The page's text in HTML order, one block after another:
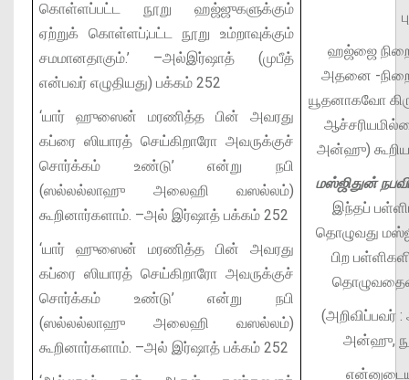
கொள்ளப்பட்ட நூறு ஹஜ்ஜுகளுக்கும்
ஏற்றுக் கொள்ளப்;பட்ட நூறு உம்றாவுக்கும்
சமமானதாகும்.’ –அல்இர்ஷாத் (முபீத்
என்பவர் எழுதியது) பக்கம் 252
‘யார் ஹுஸைன் மரணித்த பின் அவரது
கப்ரை ஸியாரத் செய்கிறாரோ அவருக்குச்
சொர்க்கம் உண்டு’ என்று நபி
(ஸல்லல்லாஹு அலைஹி வஸல்லம்)
கூறினார்களாம். –அல் இர்ஷாத் பக்கம் 252
‘யார் ஹுஸைன் மரணித்த பின் அவரது
கப்ரை ஸியாரத் செய்கிறாரோ அவருக்குச்
சொர்க்கம் உண்டு’ என்று நபி
(ஸல்லல்லாஹு அலைஹி வஸல்லம்)
கூறினார்களாம். –அல் இர்ஷாத் பக்கம் 252
ஹஜ்ஜை
அதனை -நிறை
யூதனாகவோ
அன்ஹு)
மஸ்ஜிதுன்
இந்தப்
தொழுவது
பிற
(அறிவிப்பவர்
அன்ஹு,